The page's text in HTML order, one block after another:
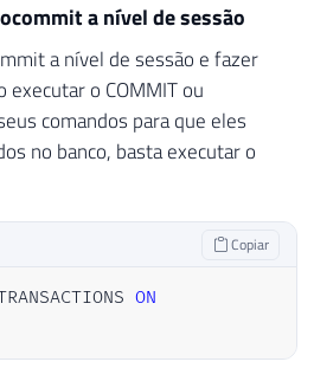
a nível de sessão
a nível de sessão e fazer
executar o COMMIT ou
comandos para que eles
no banco, basta executar o
Copiar
ON